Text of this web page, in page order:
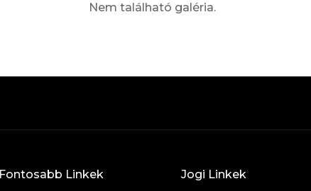
Nem található galéria.
Fontosabb Linkek Jogi Linkek